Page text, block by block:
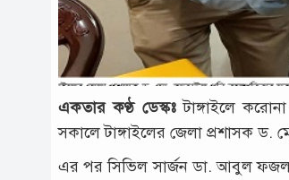
একতার কণ্ঠ ডেস্কঃটাঙ্গাইলে
সকালে টাঙ্গাইলের জেলা প্রশাসক ড.
এর পর সিভিল সার্জন ডা. আবুল ফজল